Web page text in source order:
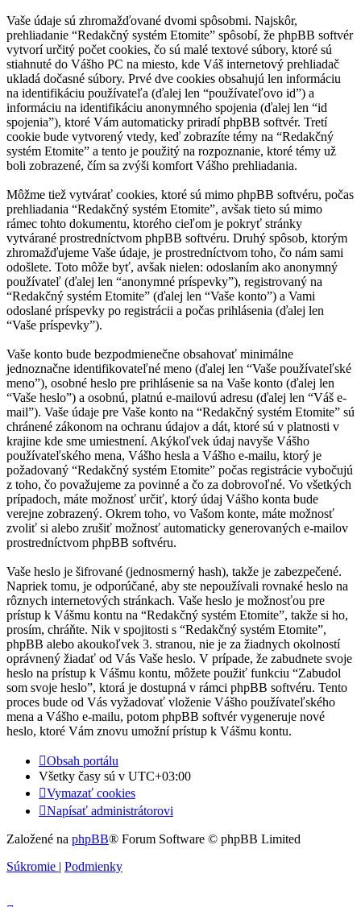
Vaše údaje sú zhromažďované dvomi spôsobmi. Najskôr,
prehliadanie “Redakčný systém Etomite” spôsobí, že phpBB softvér
vytvorí určitý počet cookies, čo sú malé textové súbory, ktoré sú
stiahnuté do Vášho PC na miesto, kde Váš internetový prehliadač
ukladá dočasné súbory. Prvé dve cookies obsahujú len informáciu
na identifikáciu používateľa (ďalej len “používateľovo id”) a
informáciu na identifikáciu anonymného spojenia (ďalej len “id
spojenia”), ktoré Vám automaticky priradí phpBB softvér. Tretí
cookie bude vytvorený vtedy, keď zobrazíte témy na “Redakčný
systém Etomite” a tento je použitý na rozpoznanie, ktoré témy už
boli zobrazené, čím sa zvýši komfort Vášho prehliadania.
Môžme tiež vytvárať cookies, ktoré sú mimo phpBB softvéru, počas
prehliadania “Redakčný systém Etomite”, avšak tieto sú mimo
rámec tohto dokumentu, ktorého cieľom je pokryť stránky
vytvárané prostredníctvom phpBB softvéru. Druhý spôsob, ktorým
zhromažďujeme Vaše údaje, je prostredníctvom toho, čo nám sami
odošlete. Toto môže byť, avšak nielen: odoslaním ako anonymný
používateľ (ďalej len “anonymné príspevky”), registrovaný na
“Redakčný systém Etomite” (ďalej len “Vaše konto”) a Vami
odoslané príspevky po registrácii a počas prihlásenia (ďalej len
“Vaše príspevky”).
Vaše konto bude bezpodmienečne obsahovať minimálne
jednoznačne identifikovateľné meno (ďalej len “Vaše používateľské
meno”), osobné heslo pre prihlásenie sa na Vaše konto (ďalej len
“Vaše heslo”) a osobnú, platnú e-mailovú adresu (ďalej len “Váš e-
mail”). Vaše údaje pre Vaše konto na “Redakčný systém Etomite” sú
chránené zákonom na ochranu údajov a dát, ktoré sú v platnosti v
krajine kde sme umiestnení. Akýkoľvek údaj navyše Vášho
používateľského mena, Vášho hesla a Vášho e-mailu, ktorý je
požadovaný “Redakčný systém Etomite” počas registrácie vybočujú
z toho, čo považujeme za povinné a čo za dobrovoľné. Vo všetkých
prípadoch, máte možnosť určiť, ktorý údaj Vášho konta bude
verejne zobrazený. Okrem toho, vo Vašom konte, máte možnosť
zvoliť si alebo zrušiť možnosť automaticky generovaných e-mailov
prostredníctvom phpBB softvéru.
Vaše heslo je šifrované (jednosmerný hash), takže je zabezpečené.
Napriek tomu, je odporúčané, aby ste nepoužívali rovnaké heslo na
rôznych internetových stránkach. Vaše heslo je možnosťou pre
prístup k Vášmu kontu na “Redakčný systém Etomite”, takže si ho,
prosím, chráňte. Nik v spojitosti s “Redakčný systém Etomite”,
phpBB alebo akoukoľvek 3. stranou, nie je za žiadnych okolností
oprávnený žiadať od Vás Vaše heslo. V prípade, že zabudnete svoje
heslo na prístup k Vášmu kontu, môžete použiť funkciu “Zabudol
som svoje heslo”, ktorá je dostupná v rámci phpBB softvéru. Tento
proces bude od Vás vyžadovať vloženie Vášho používateľského
mena a Vášho e-mailu, potom phpBB softvér vygeneruje nové
heslo, ktoré Vám znovu umožní prístup k Vášmu kontu.
Obsah portálu
Všetky časy sú v UTC+03:00
Vymazať cookies
Napísať administrátorovi
Založené na phpBB® Forum Software © phpBB Limited
Súkromie | Podmienky